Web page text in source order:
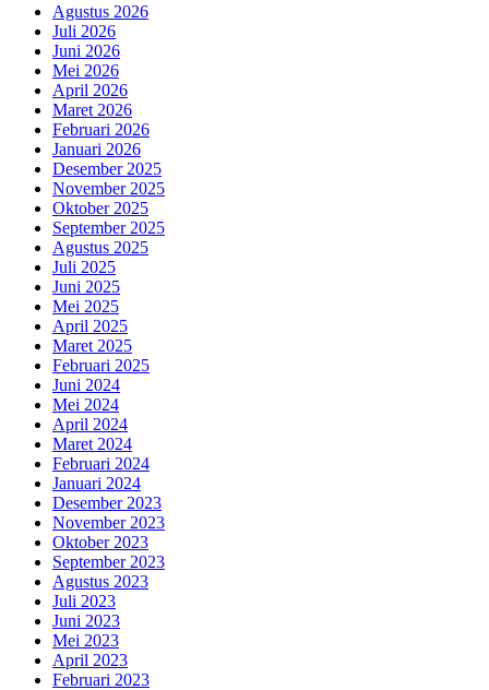
Agustus 2026
Juli 2026
Juni 2026
Mei 2026
April 2026
Maret 2026
Februari 2026
Januari 2026
Desember 2025
November 2025
Oktober 2025
September 2025
Agustus 2025
Juli 2025
Juni 2025
Mei 2025
April 2025
Maret 2025
Februari 2025
Juni 2024
Mei 2024
April 2024
Maret 2024
Februari 2024
Januari 2024
Desember 2023
November 2023
Oktober 2023
September 2023
Agustus 2023
Juli 2023
Juni 2023
Mei 2023
April 2023
Februari 2023